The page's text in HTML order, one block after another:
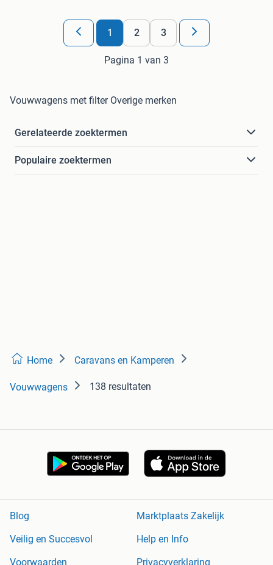
1 2 3
Pagina 1 van 3
Vouwwagens met filter Overige merken
Gerelateerde zoektermen
Populaire zoektermen
Home Caravans en Kamperen
Vouwwagens 138 resultaten
Blog
Marktplaats Zakelijk
Veilig en Succesvol
Help en Info
Voorwaarden
Privacyverklaring